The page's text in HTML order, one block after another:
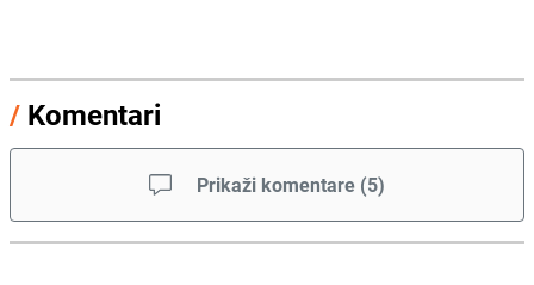
/ Komentari
Prikaži komentare (5)